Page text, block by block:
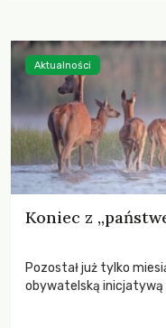
Koniec z
Pozostał już tylko
obywatelską
Aktualności